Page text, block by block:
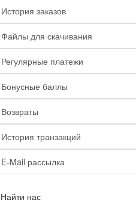
История заказов
Файлы для скачивания
Регулярные платежи
Бонусные баллы
Возвраты
История транзакций
E-Mail рассылка
Найти нас